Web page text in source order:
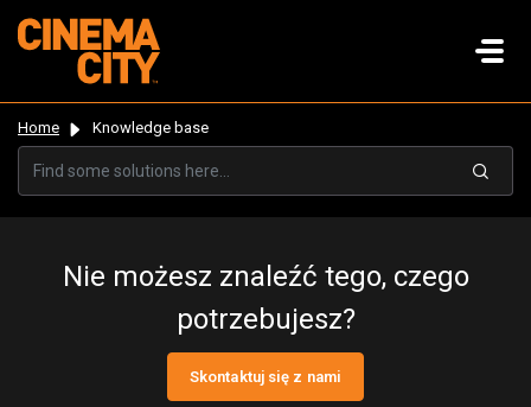
Home Knowledge base
Nie możesz znaleźć tego, czego
potrzebujesz?
Skontaktuj się z nami